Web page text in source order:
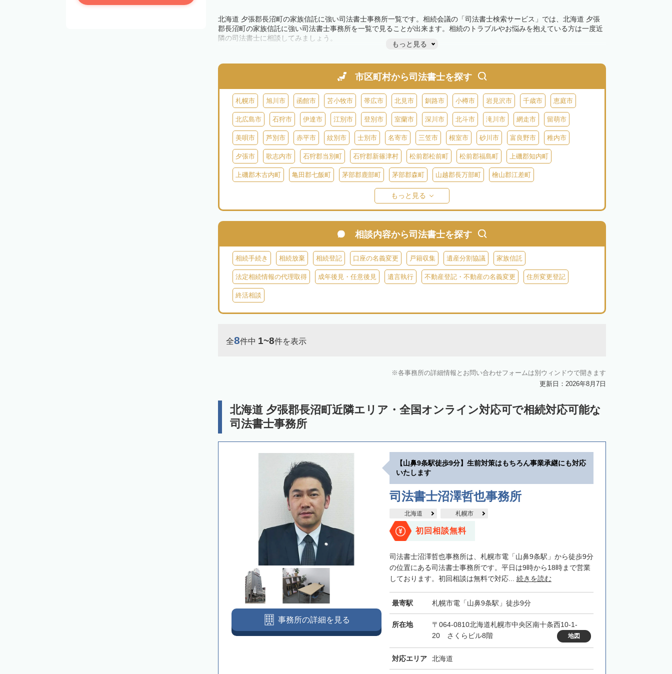
北海道 夕張郡長沼町の家族信託に強い司法書士事務所一覧です。相続会議の「司法書士検索サービス」では、北海道 夕張
郡長沼町の家族信託に強い司法書士事務所を一覧で見ることが出来ます。相続のトラブルやお悩みを抱えている方は一度近
隣の司法書士に相談してみましょう。
もっと見る
市区町村から司法書士を探す
札幌市 旭川市 函館市 苫小牧市 帯広市 北見市 釧路市 小樽市 岩見沢市 千歳市 恵庭市
北広島市 石狩市 伊達市 江別市 登別市 室蘭市 深川市 北斗市 滝川市 網走市 留萌市
美唄市 芦別市 赤平市 紋別市 士別市 名寄市 三笠市 根室市 砂川市 富良野市 稚内市
夕張市 歌志内市 石狩郡当別町 石狩郡新篠津村 松前郡松前町 松前郡福島町 上磯郡知内町
上磯郡木古内町 亀田郡七飯町 茅部郡鹿部町 茅部郡森町 山越郡長万部町 檜山郡江差町
奥尻郡奥尻町
島牧郡島牧村 寿都郡寿都町 寿都郡黒松内町 磯谷郡蘭越町 虻田郡ニセコ町 虻田郡倶知安町
虻田郡喜茂別町 虻田郡京極町 虻田郡豊浦町
岩内郡共和町 岩内郡岩内町 二海郡八雲町 古宇郡泊村 古宇郡神恵内村 古平郡古平町 積丹郡積丹町
余市郡仁木町 余市郡余市町 余市郡赤井川村 空知郡南幌町 空知郡奈井江町 空知郡上砂川町
空知郡上富良野町 空知郡中富良野町 空知郡南富良野町 夕張郡由仁町 夕張郡長沼町 夕張郡栗山町
樺戸郡月形町
上川郡東神楽町 上川郡鷹栖町
中川郡幕別町 中川郡池田町 中川郡豊頃町
天塩郡遠別町 天塩郡天塩町 天塩郡豊富町 天塩郡幌延町 宗谷郡猿払村 枝幸郡浜頓別町
網走郡津別町 網走郡大空町 斜里郡斜里町 斜里郡清里町 斜里郡小清水町 常呂郡訓子府町
常呂郡佐呂間町 紋別郡湧別町
紋別郡雄武町 白老郡白老町 沙流郡日高町 沙流郡平取町
様似郡様似町
河東郡上士幌町 河東郡鹿追町 河西郡中札内村 河西郡更別村
足寄郡足寄町
川上郡弟子屈町 白糠郡白糠町 野付郡別海町 標津郡中標津町
標津郡標津町 目梨郡羅臼町
もっと見る
相談内容から司法書士を探す
相続手続き 相続放棄 相続登記 口座の名義変更 戸籍収集 遺産分割協議 家族信託
法定相続情報の代理取得 成年後見・任意後見 遺言執行 不動産登記・不動産の名義変更 住所変更登記
終活相談
全8件中 1~8件を表示
各事務所の詳細情報とお問い合わせフォームは別ウィンドウで開きます
更新日：2026年8月7日
北海道 夕張郡長沼町近隣エリア・全国オンライン対応可で相続対応可能な
司法書士事務所
【山鼻9条駅徒歩9分】生前対策はもちろん事業承継にも対応
いたします
司法書士沼澤哲也事務所
北海道 札幌市
初回相談無料
司法書士沼澤哲也事務所は、札幌市電「山鼻9条駅」から徒歩9分
の位置にある司法書士事務所です。平日は9時から18時まで営業
しております。初回相談は無料で対応... 続きを読む
最寄駅 札幌市電「山鼻9条駅」徒歩9分
所在地
〒064-0810北海道札幌市中央区南十条西10-1-
20 さくらビル8階
地図
対応エリア 北海道
事務所の詳細を見る